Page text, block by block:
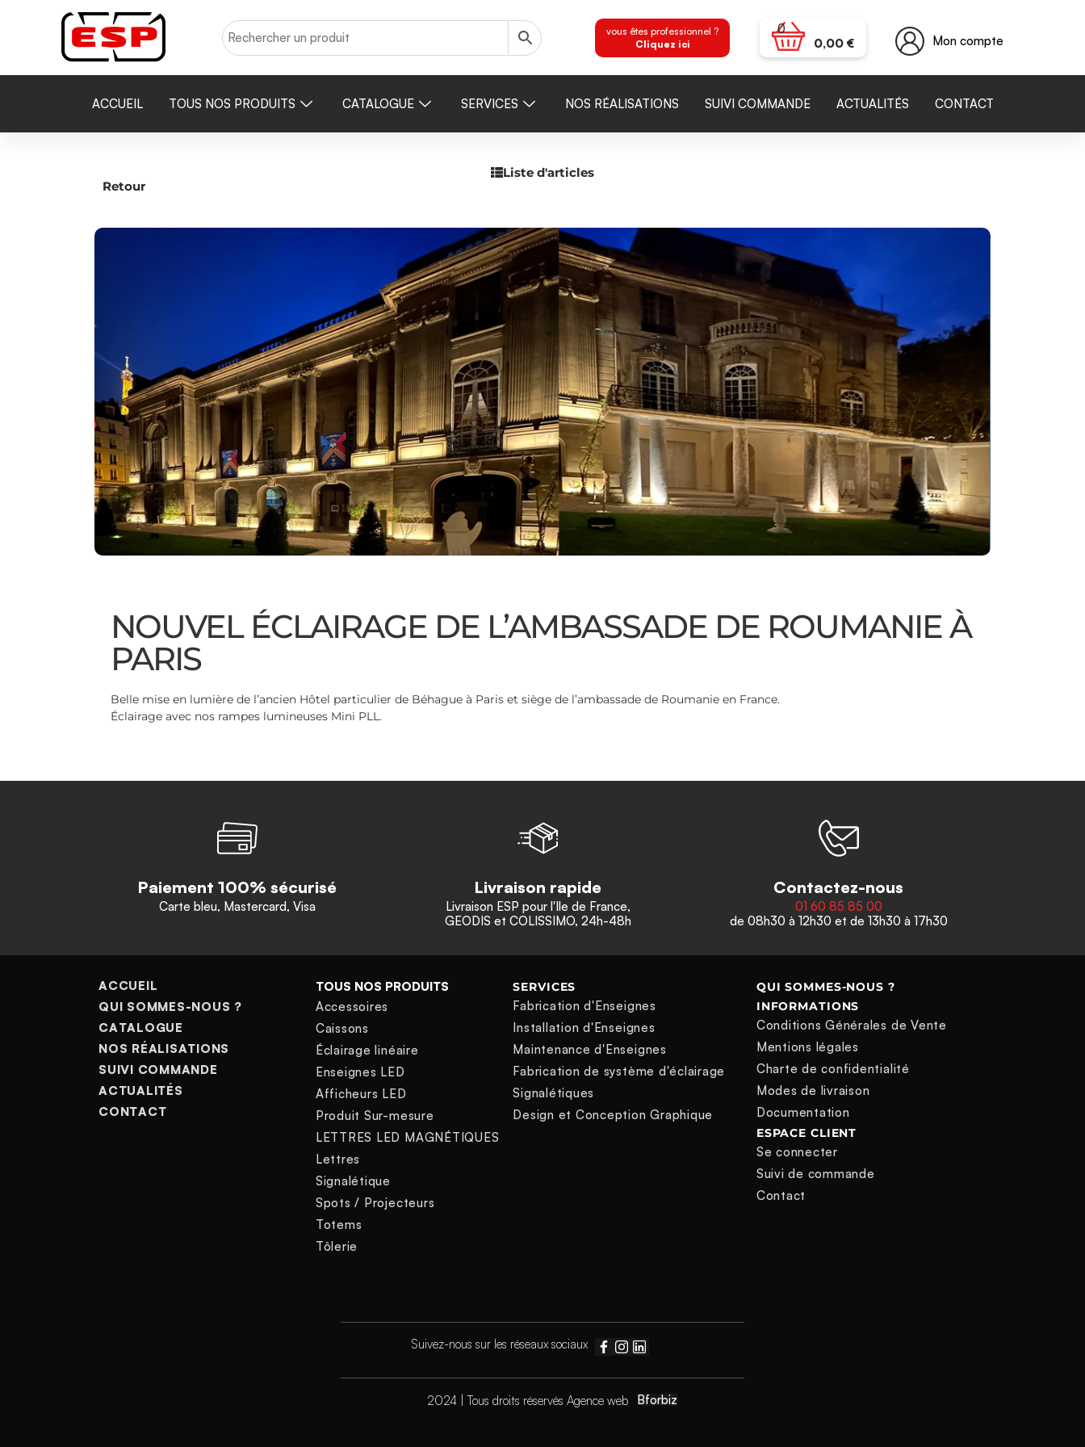
vous êtes professionnel ?
Cliquez ici
0,00 €
0
Mon compte
ACCUEIL TOUS NOS PRODUITS CATALOGUE SERVICES NOS RÉALISATIONS SUIVI COMMANDE ACTUALITÉS CONTACT
Retour
Liste d'articles
NOUVEL ÉCLAIRAGE DE L’AMBASSADE DE ROUMANIE À
PARIS
Belle mise en lumière de l’ancien Hôtel particulier de Béhague à Paris et siège de l’ambassade de Roumanie en France.
Éclairage avec nos rampes lumineuses Mini PLL.
Paiement 100% sécurisé
Carte bleu, Mastercard, Visa
Livraison rapide
Livraison ESP pour l'Ile de France,
GEODIS et COLISSIMO, 24h-48h
Contactez-nous
01 60 85 85 00
de 08h30 à 12h30 et de 13h30 à 17h30
ACCUEIL
QUI SOMMES-NOUS ?
CATALOGUE
NOS RÉALISATIONS
SUIVI COMMANDE
ACTUALITÉS
CONTACT
TOUS NOS PRODUITS
Accessoires
Caissons
Éclairage linéaire
Enseignes LED
Afficheurs LED
Produit Sur-mesure
LETTRES LED MAGNÉTIQUES
Lettres
Signalétique
Spots / Projecteurs
Totems
Tôlerie
SERVICES
Fabrication d'Enseignes
Installation d'Enseignes
Maintenance d'Enseignes
Fabrication de système d'éclairage
Signalétiques
Design et Conception Graphique
QUI SOMMES-NOUS ?
INFORMATIONS
Conditions Générales de Vente
Mentions légales
Charte de confidentialité
Modes de livraison
Documentation
ESPACE CLIENT
Se connecter
Suivi de commande
Contact
Suivez-nous sur les réseaux sociaux
2024 | Tous droits réservés Agence web Bforbiz